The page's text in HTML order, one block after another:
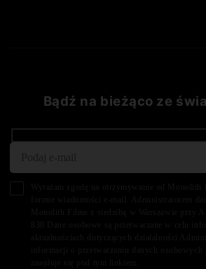
Bądź na bieżąco ze